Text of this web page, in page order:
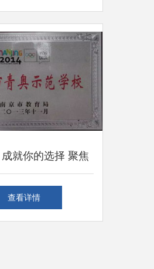
就你的选择 聚焦
等专业学校物业管
查看详情